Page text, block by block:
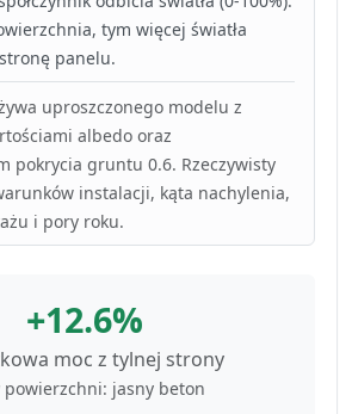
tym więcej światła
panelu.
uproszczonego modelu z
albedo oraz
pokrycia gruntu 0.6. Rzeczywisty
instalacji, kąta nachylenia,
i pory roku.
+12.6%
moc z tylnej strony
powierzchni: jasny beton